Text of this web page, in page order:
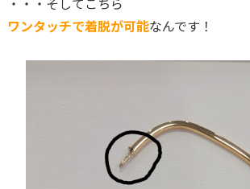
・・・そしてこちら
ワンタッチで着脱が可能なんです！